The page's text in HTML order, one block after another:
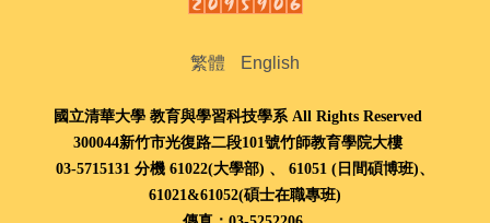
繁體 English
國立清華大學 教育與學習科技學系 All Rights Reserved
300044新竹市光復路二段101號竹師教育學院大樓
03-5715131 分機 61022(大學部) 、
61051 ( 日間碩博班)、
61021&61052(碩士在職專班)